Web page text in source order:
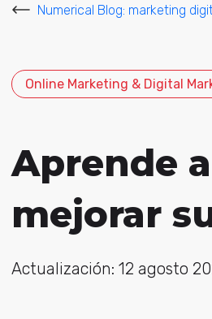
Numerical Blog: marketing
Online Marketing & Digital
Aprende
mejorar
Actualización: 12 agosto